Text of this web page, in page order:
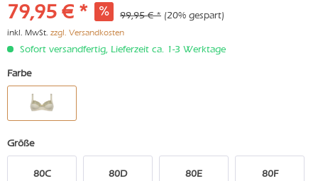
79,95 € * 99,95 € * (20% gespart)
inkl. MwSt. zzgl. Versandkosten
Sofort versandfertig, Lieferzeit ca. 1-3 Werktage
Farbe
Größe
80C 80D 80E 80F